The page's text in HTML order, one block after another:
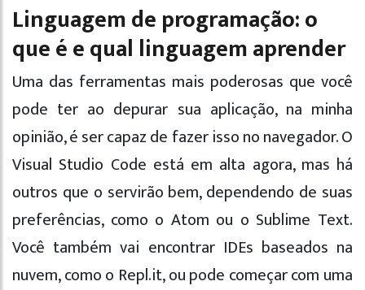
Linguagem de programação: o
que é e qual linguagem aprender
Uma das ferramentas mais poderosas que você
pode ter ao depurar sua aplicação, na minha
opinião, é ser capaz de fazer isso no navegador. O
Visual Studio Code está em alta agora, mas há
outros que o servirão bem, dependendo de suas
preferências, como o Atom ou o Sublime Text.
Você também vai encontrar IDEs baseados na
nuvem, como o Repl.it, ou pode começar com uma